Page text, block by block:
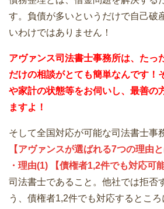
す。負債が多いというだけで自己破
いわけではありません！
アヴァンス司法書士事務所は、 たっ
だけの相談がとても簡単なんです！
や家計の状態等をお伺いし、最善の
ますよ！
そして全国対応が可能な司法書士事
【アヴァンスが選ばれる7つの理由と
・理由(1) 【債権者1,2件でも対応可能
司法書士であること。他社では拒否
う、債権者1,2件でも対応するとこ